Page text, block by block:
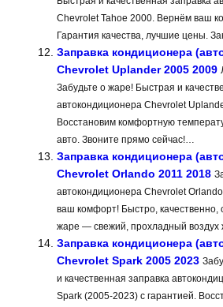
Chevrolet Tahoe 2000. Вернём ваш
Гарантия качества, лучшие цены.
Заправка кондиционера
Chevrolet Uplander 2005 2009
Забудьте о жаре! Быстрая и
автокондиционера Chevrolet
Восстановим комфортную
авто. Звоните прямо сейчас!…
Заправка кондиционера
Chevrolet Orlando 2011 2018
автокондиционера Chevrolet
ваш комфорт! Быстро, качественно,
жаре — свежий, прохладный воздух
Заправка кондиционера
Chevrolet Spark 2005 2023
и качественная заправка
Spark (2005-2023) с гарантией.